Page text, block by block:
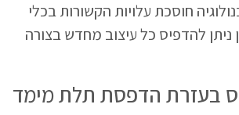
חוסכת עלויות הקשורות בכלי
ניתן להדפיס כל עיצוב מחדש בצורה
בעזרת הדפסת תלת מימד